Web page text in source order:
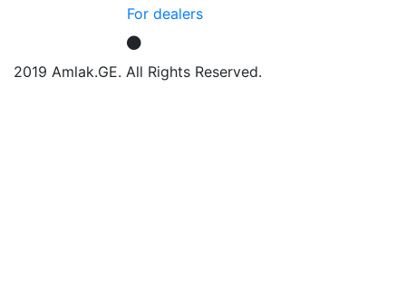
For dealers
2019 Amlak.GE. All Rights Reserved.